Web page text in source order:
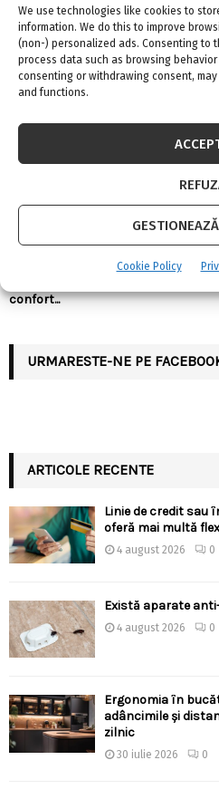
We use technologies like cookies to
information. We do this to improve
(non-) personalized ads. Consenting to
process data such as browsing
consenting or withdrawing consent,
and functions.
Cookie Policy
bune?!
4 august 2026 0
Înainte de toate trebuie să
ieftin și bun...
Ergonomia în bucătărie: cum
alegi înălțimile, adâncimile și
confort...
URMARESTE-NE PE
ARTICOLE RECENTE
Linie de credit sau
oferă mai multă
4 august 2026 0
Există aparate
4 august 2026 0
Ergonomia în
adâncimile și
zilnic
30 iulie 2026 0